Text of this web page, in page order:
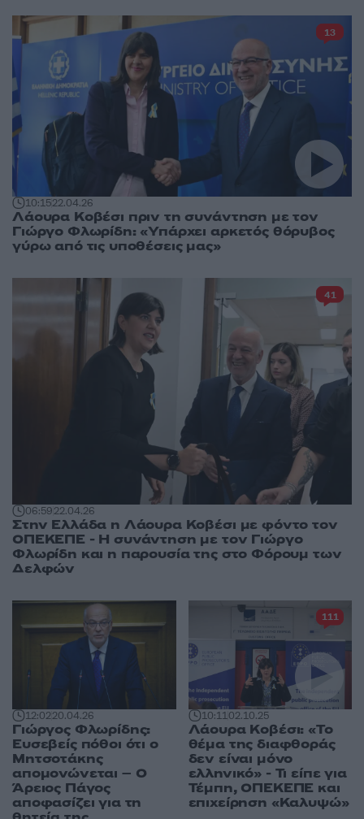
10:1522.04.26
Λάουρα Κοβέσι πριν τη συνάντηση με τον
Γιώργο Φλωρίδη: «Υπάρχει αρκετός θόρυβος
γύρω από τις υποθέσεις μας»
13
06:5922.04.26
Στην Ελλάδα η Λάουρα Κοβέσι με φόντο τον
ΟΠΕΚΕΠΕ - Η συνάντηση με τον Γιώργο
Φλωρίδη και η παρουσία της στο Φόρουμ των
Δελφών
41
12:0220.04.26
Γιώργος Φλωρίδης:
Ευσεβείς πόθοι ότι ο
Μητσοτάκης
απομονώνεται – Ο
Άρειος Πάγος
αποφασίζει για τη
10:1102.10.25
Λάουρα Κοβέσι: «Το
θέμα της διαφθοράς
δεν είναι μόνο
ελληνικό» - Τι είπε για
Τέμπη, ΟΠΕΚΕΠΕ και
επιχείρηση «Καλυψώ»
111